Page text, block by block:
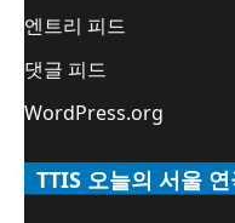
엔트리 피드
댓글 피드
WordPress.org
TTIS 오늘의 서울